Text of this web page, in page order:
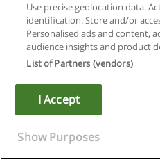
Regras
Copyright © Educaedu
Use precise geolocation data.
identification. Store and/or
Personalised ads and content,
audience insights and product
List of Partners (vendors)
I Accept
Show Purposes